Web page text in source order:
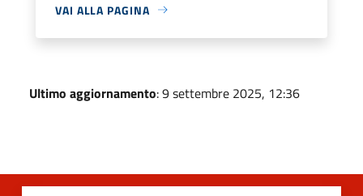
VAI ALLA PAGINA
Ultimo aggiornamento: 9 settembre 2025, 12:36